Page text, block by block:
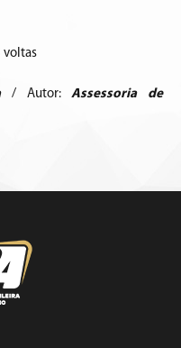
voltas
/ Autor:Assessoria de